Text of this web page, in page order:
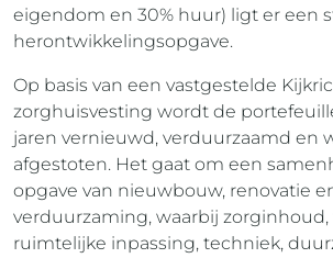
eigendom en 30% huur) ligt er een
herontwikkelingsopgave.
Op basis van een vastgestelde
zorghuisvesting wordt de
jaren vernieuwd, verduurzaamd en
afgestoten. Het gaat om een
opgave van nieuwbouw, renovatie
verduurzaming, waarbij
ruimtelijke inpassing, techniek,